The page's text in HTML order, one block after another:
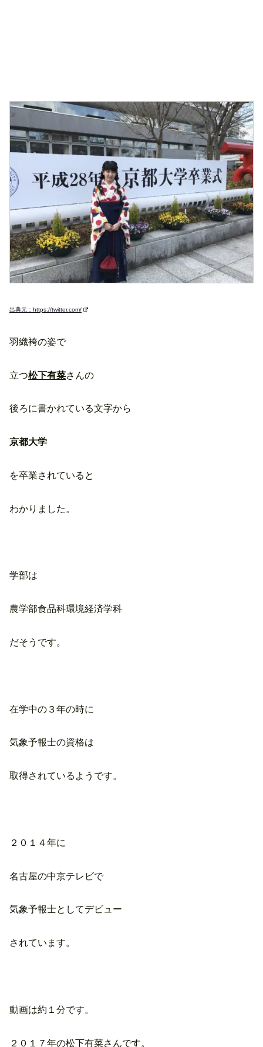
出典元：https://twitter.com/
羽織袴の姿で
立つ松下有菜さんの
後ろに書かれている文字から
京都大学
を卒業されていると
わかりました。
学部は
農学部食品科環境経済学科
だそうです。
在学中の３年の時に
気象予報士の資格は
取得されているようです。
２０１４年に
名古屋の中京テレビで
気象予報士としてデビュー
されています。
動画は約１分です。
２０１７年の松下有菜さんです。